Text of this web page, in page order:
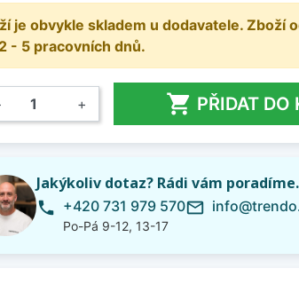
je obvykle skladem u dodavatele. Zboží
- 5 pracovních dnů.
+  PŘIDAT DO
Jakýkoliv dotaz? Rádi vám poradíme.
phone +420 731 979 570
Po-Pá 9-12, 13-17
mail_outline